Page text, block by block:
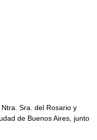
Sra. del Rosario y
de Buenos Aires, junto